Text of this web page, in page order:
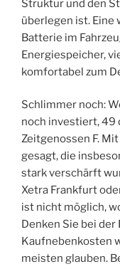
Struktur und den
überlegen ist.
Batterie im
Energiespeicher,
komfortabel zum
Schlimmer noch:
noch investiert, 49
Zeitgenossen F.
gesagt, die
stark verschärft
Xetra Frankfurt
ist nicht möglich,
Denken Sie bei der
Kaufnebenkosten
meisten glauben.